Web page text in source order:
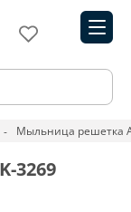
Мыльница решетка
3269